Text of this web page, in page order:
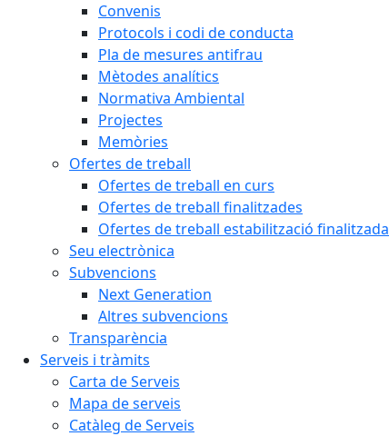
Convenis
Protocols i codi de conducta
Pla de mesures antifrau
Mètodes analítics
Normativa Ambiental
Projectes
Memòries
Ofertes de treball
Ofertes de treball en curs
Ofertes de treball finalitzades
Ofertes de treball estabilització finalitzada
Seu electrònica
Subvencions
Next Generation
Altres subvencions
Transparència
Serveis i tràmits
Carta de Serveis
Mapa de serveis
Catàleg de Serveis